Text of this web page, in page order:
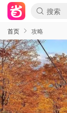
首页 攻略